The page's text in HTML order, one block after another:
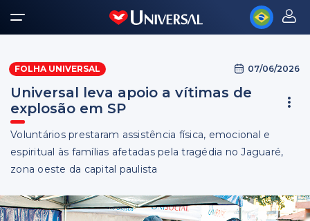
FOLHA UNIVERSAL 07/06/2026
Universal leva apoio a vítimas de
explosão em SP
Voluntários prestaram assistência física, emocional e
espiritual às famílias afetadas pela tragédia no Jaguaré,
zona oeste da capital paulista